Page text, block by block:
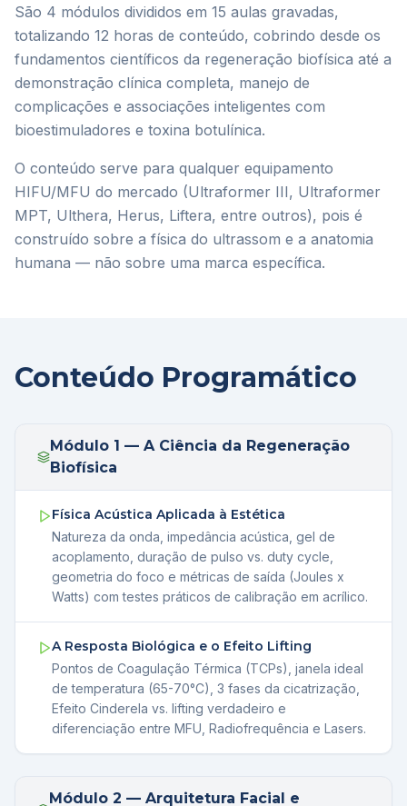
São 4 módulos divididos em 15 aulas gravadas,
totalizando 12 horas de conteúdo, cobrindo desde os
fundamentos científicos da regeneração biofísica até a
demonstração clínica completa, manejo de
complicações e associações inteligentes com
bioestimuladores e toxina botulínica.
O conteúdo serve para qualquer equipamento
HIFU/MFU do mercado (Ultraformer III, Ultraformer
MPT, Ulthera, Herus, Liftera, entre outros), pois é
construído sobre a física do ultrassom e a anatomia
humana — não sobre uma marca específica.
Conteúdo Programático
Módulo 1 — A Ciência da Regeneração
Biofísica
Física Acústica Aplicada à Estética
Natureza da onda, impedância acústica, gel de
acoplamento, duração de pulso vs. duty cycle,
geometria do foco e métricas de saída (Joules x
Watts) com testes práticos de calibração em acrílico.
A Resposta Biológica e o Efeito Lifting
Pontos de Coagulação Térmica (TCPs), janela ideal
de temperatura (65-70°C), 3 fases da cicatrização,
Efeito Cinderela vs. lifting verdadeiro e
diferenciação entre MFU, Radiofrequência e Lasers.
Módulo 2 — Arquitetura Facial e